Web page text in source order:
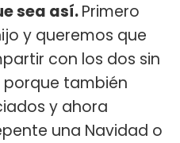
sea así.Primero
y queremos que
con los dos sin
porque también
y ahora
una Navidad o